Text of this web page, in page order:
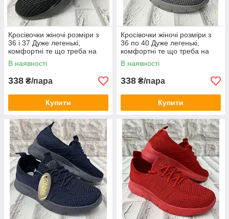
Кросівочки жіночі розміри з
36 і 37 Дуже легенькі,
комфортні те що треба на
кожний день
В наявності
338 ₴/пара
Купити
Кросівочки жіночі розміри з
36 по 40 Дуже легенькі,
комфортні те що треба на
кожний день
В наявності
338 ₴/пара
Купити